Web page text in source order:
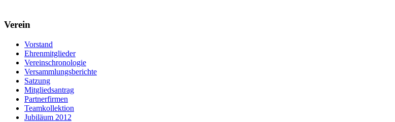
Verein
Vorstand
Ehrenmitglieder
Vereinschronologie
Versammlungsberichte
Satzung
Mitgliedsantrag
Partnerfirmen
Teamkollektion
Jubiläum 2012